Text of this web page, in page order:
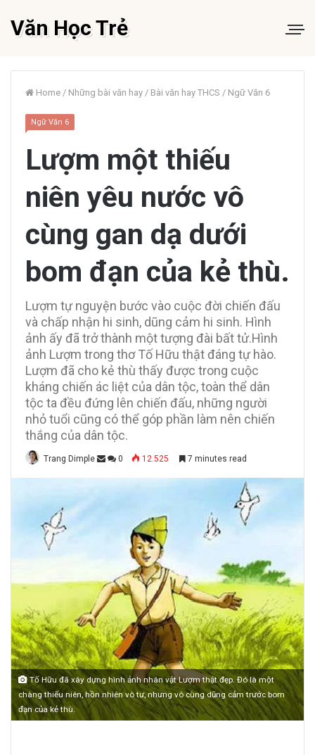
Văn Học Trẻ
Home / Những bài văn hay / Bài văn hay THCS / Ngữ Văn 6
Ngữ Văn 6
Lượm một thiếu
niên yêu nước vô
cùng gan dạ dưới
bom đạn của kẻ thù.
Lượm tự nguyện bước vào cuộc đời chiến đấu
và chấp nhận hi sinh, dũng cảm hi sinh. Hình
ảnh ấy đã trở thành một tượng đài bất tử.Hình
ảnh Lượm trong thơ Tố Hữu thật đáng tự hào.
Lượm đã cho kẻ thù thấy được trong cuộc
kháng chiến ác liệt của dân tộc, toàn thể dân
tộc ta đều đứng lên chiến đấu, những người
nhỏ tuổi cũng có thể góp phần làm nên chiến
thắng của dân tộc.
Trang Dimple 0 12.525 7 minutes read
Tố Hữu đã xây dựng hình ảnh nhân vật Lượm thật đẹp. Đó là một
chàng thiếu niên, hồn nhiên vô tư, nhưng vô cùng dũng cảm trước bom
đạn của kẻ thù.